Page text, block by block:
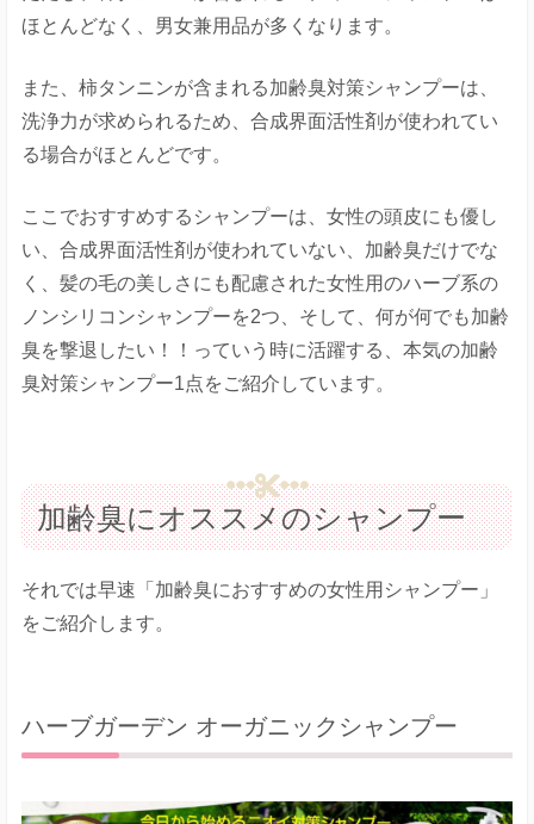
ほとんどなく、男女兼用品が多くなります。
また、柿タンニンが含まれる加齢臭対策シャンプーは、
洗浄力が求められるため、合成界面活性剤が使われてい
る場合がほとんどです。
ここでおすすめするシャンプーは、女性の頭皮にも優し
い、合成界面活性剤が使われていない、加齢臭だけでな
く、髪の毛の美しさにも配慮された女性用のハーブ系の
ノンシリコンシャンプーを2つ、そして、何が何でも加齢
臭を撃退したい！！っていう時に活躍する、本気の加齢
臭対策シャンプー1点をご紹介しています。
加齢臭にオススメのシャンプー
それでは早速「加齢臭におすすめの女性用シャンプー」
をご紹介します。
ハーブガーデン オーガニックシャンプー